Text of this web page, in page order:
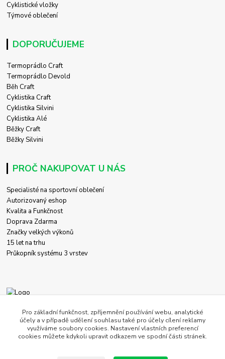
Cyklistické vložky
Týmové oblečení
DOPORUČUJEME
Termoprádlo Craft
Termoprádlo Devold
Běh Craft
Cyklistika Craft
Cyklistika Silvini
Cyklistika Alé
Běžky Craft
Běžky Silvini
PROČ NAKUPOVAT U NÁS
Specialisté na sportovní oblečení
Autorizovaný eshop
Kvalita a Funkčnost
Doprava Zdarma
Značky velkých výkonů
15 let na trhu
Průkopník systému 3 vrstev
+420 774 458 618
obchod@c-store.cz
Pro základní funkčnost, zpříjemnění používání webu, analytické
účely a v případě udělení souhlasu také pro účely cílení reklamy
využíváme soubory cookies. Nastavení vlastních preferencí
cookies můžete kdykoli upravit odkazem ve spodní části stránek.